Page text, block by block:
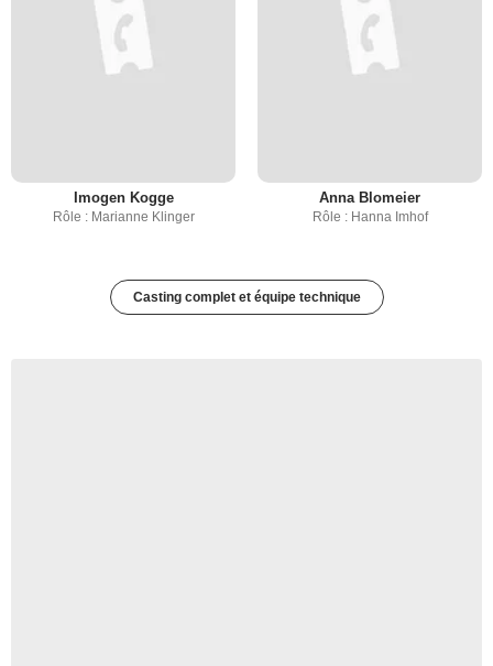
Imogen Kogge
Rôle : Marianne Klinger
Anna Blomeier
Rôle : Hanna Imhof
Casting complet et équipe technique